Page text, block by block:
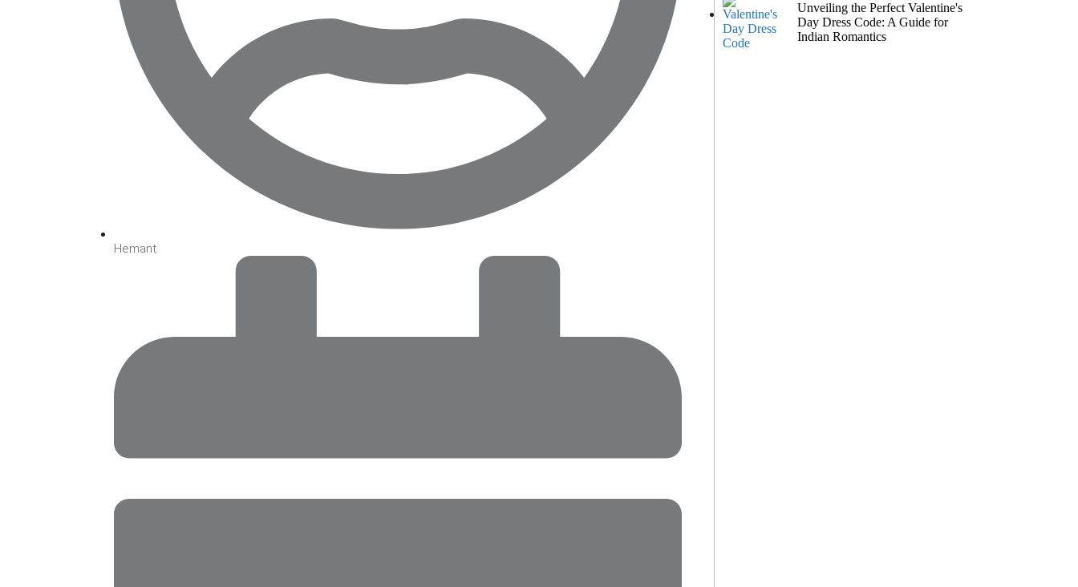
Hemant
Unveiling the Perfect Valentine's
Day Dress Code: A Guide for
Indian Romantics